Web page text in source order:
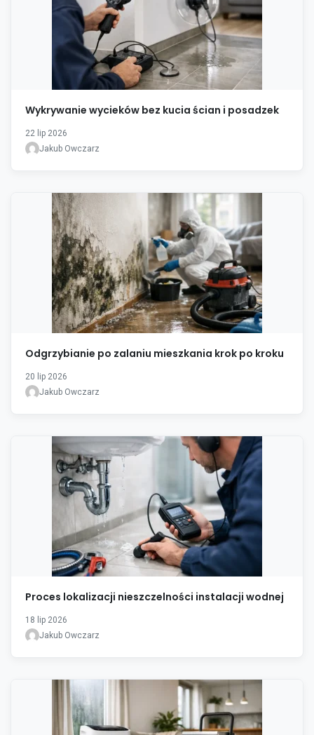
Wykrywanie wycieków bez kucia ścian i posadzek
22 lip 2026
Jakub Owczarz
Odgrzybianie po zalaniu mieszkania krok po kroku
20 lip 2026
Jakub Owczarz
Proces lokalizacji nieszczelności instalacji wodnej
18 lip 2026
Jakub Owczarz